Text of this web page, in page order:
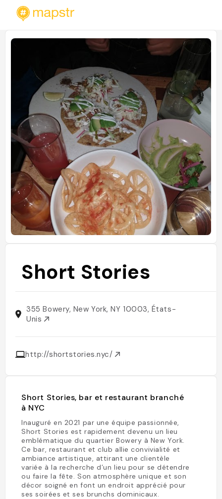
Short Stories
355 Bowery, New York, NY 10003, États-
Unis
http://shortstories.nyc/
Short Stories, bar et restaurant branché
à NYC
Inauguré en 2021 par une équipe passionnée,
Short Stories est rapidement devenu un lieu
emblématique du quartier Bowery à New York.
Ce bar, restaurant et club allie convivialité et
ambiance artistique, attirant une clientèle
variée à la recherche d’un lieu pour se détendre
ou faire la fête. Son atmosphère unique et son
décor soigné en font un endroit apprécié pour
ses soirées et ses brunchs dominicaux.